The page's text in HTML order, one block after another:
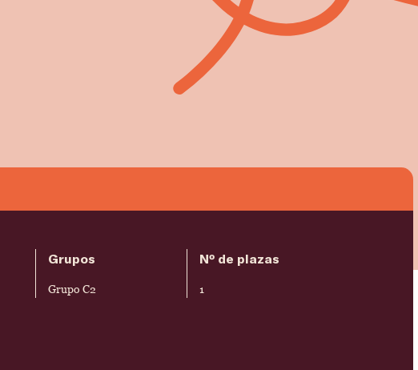
Grupos
Grupo C2
Nº de plazas
1